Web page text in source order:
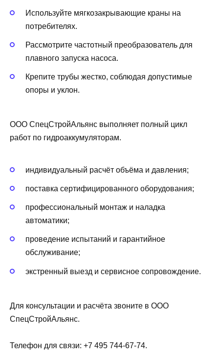
Используйте мягкозакрывающие краны на
потребителях.
Рассмотрите частотный преобразователь для
плавного запуска насоса.
Крепите трубы жестко, соблюдая допустимые
опоры и уклон.
ООО СпецСтройАльянс выполняет полный цикл
работ по гидроаккумуляторам.
индивидуальный расчёт объёма и давления;
поставка сертифицированного оборудования;
профессиональный монтаж и наладка
автоматики;
проведение испытаний и гарантийное
обслуживание;
экстренный выезд и сервисное сопровождение.
Для консультации и расчёта звоните в ООО
СпецСтройАльянс.
Телефон для связи: +7 495 744-67-74.